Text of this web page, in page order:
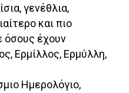
γενέθλια,
και πιο
όσους έχουν
Ερμίλλος, Ερμύλλη,
Ημερολόγιο,